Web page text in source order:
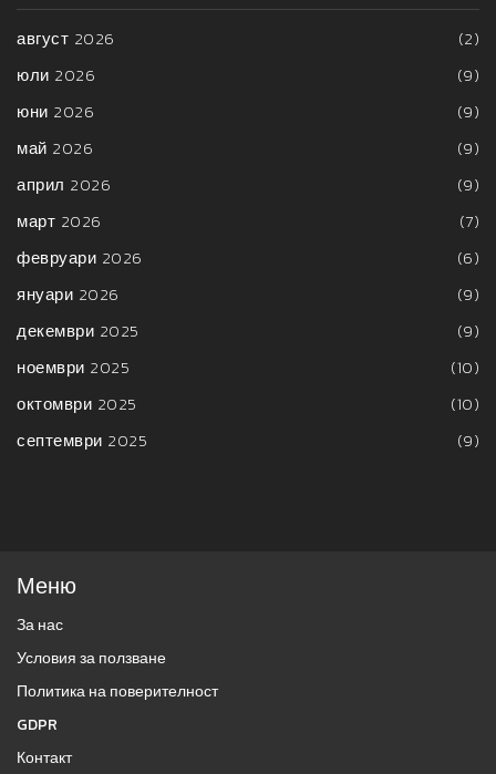
август 2026
(2)
юли 2026
(9)
юни 2026
(9)
май 2026
(9)
април 2026
(9)
март 2026
(7)
февруари 2026
(6)
януари 2026
(9)
декември 2025
(9)
ноември 2025
(10)
октомври 2025
(10)
септември 2025
(9)
Меню
За нас
Условия за ползване
Политика на поверителност
GDPR
Контакт